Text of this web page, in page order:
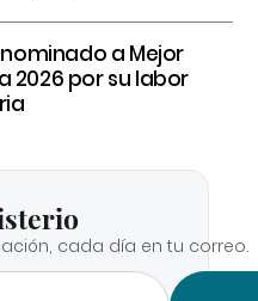
nominado a Mejor
2026 por su labor
cada día en tu correo.